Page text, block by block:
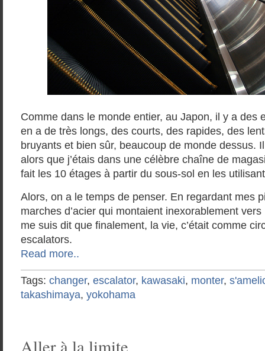
Comme dans le monde entier, au Japon, il y a des
en a de très longs, des courts, des rapides, des
bruyants et bien sûr, beaucoup de monde dessus.
alors que j’étais dans une célèbre chaîne de
fait les 10 étages à partir du sous-sol en les
Alors, on a le temps de penser. En regardant mes
marches d’acier qui montaient inexorablement vers
me suis dit que finalement, la vie, c’était comme
escalators.
Read more..
Tags: changer, escalator, kawasaki, monter,
takashimaya, yokohama
Aller à la limite